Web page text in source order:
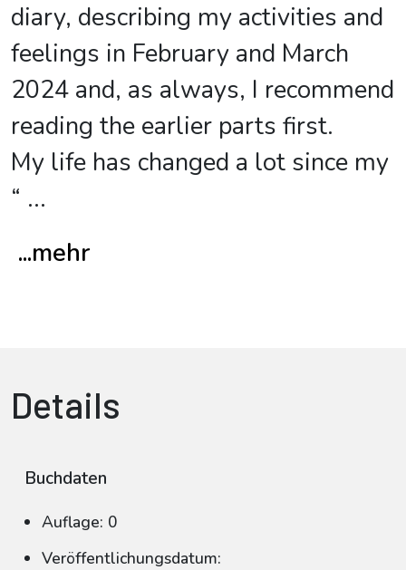
diary, describing my activities and
feelings in February and March
2024 and, as always, I recommend
reading the earlier parts first.
My life has changed a lot since my
“ ...
...mehr
Details
Buchdaten
Auflage: 0
Veröffentlichungsdatum: